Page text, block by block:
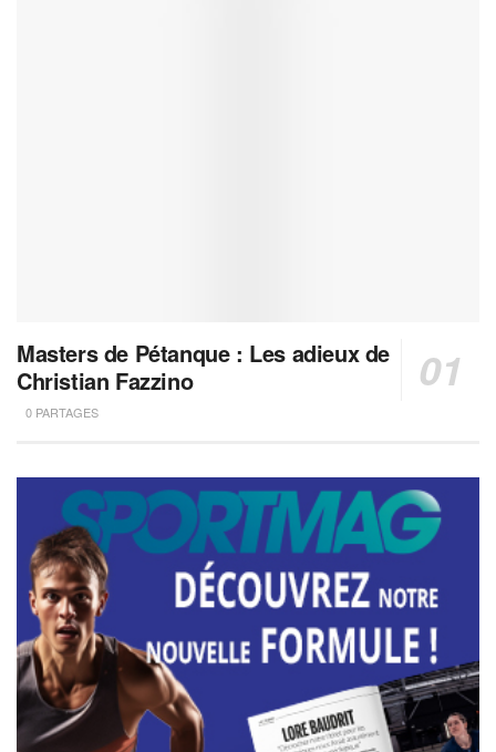
Masters de Pétanque : Les adieux de
Christian Fazzino
0 PARTAGES